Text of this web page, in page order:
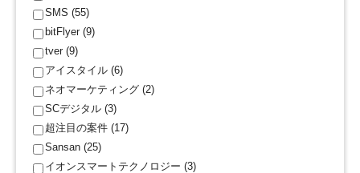
SMS (55)
bitFlyer (9)
tver (9)
アイスタイル (6)
ネオマーケティング (2)
SCデジタル (3)
超注目の案件 (17)
Sansan (25)
イオンスマートテクノロジー (3)